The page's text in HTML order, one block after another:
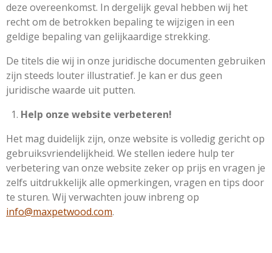
deze overeenkomst. In dergelijk geval hebben wij het
recht om de betrokken bepaling te wijzigen in een
geldige bepaling van gelijkaardige strekking.
De titels die wij in onze juridische documenten gebruiken
zijn steeds louter illustratief. Je kan er dus geen
juridische waarde uit putten.
Help onze website verbeteren!
Het mag duidelijk zijn, onze website is volledig gericht op
gebruiksvriendelijkheid. We stellen iedere hulp ter
verbetering van onze website zeker op prijs en vragen je
zelfs uitdrukkelijk alle opmerkingen, vragen en tips door
te sturen. Wij verwachten jouw inbreng op
info@maxpetwood.com.